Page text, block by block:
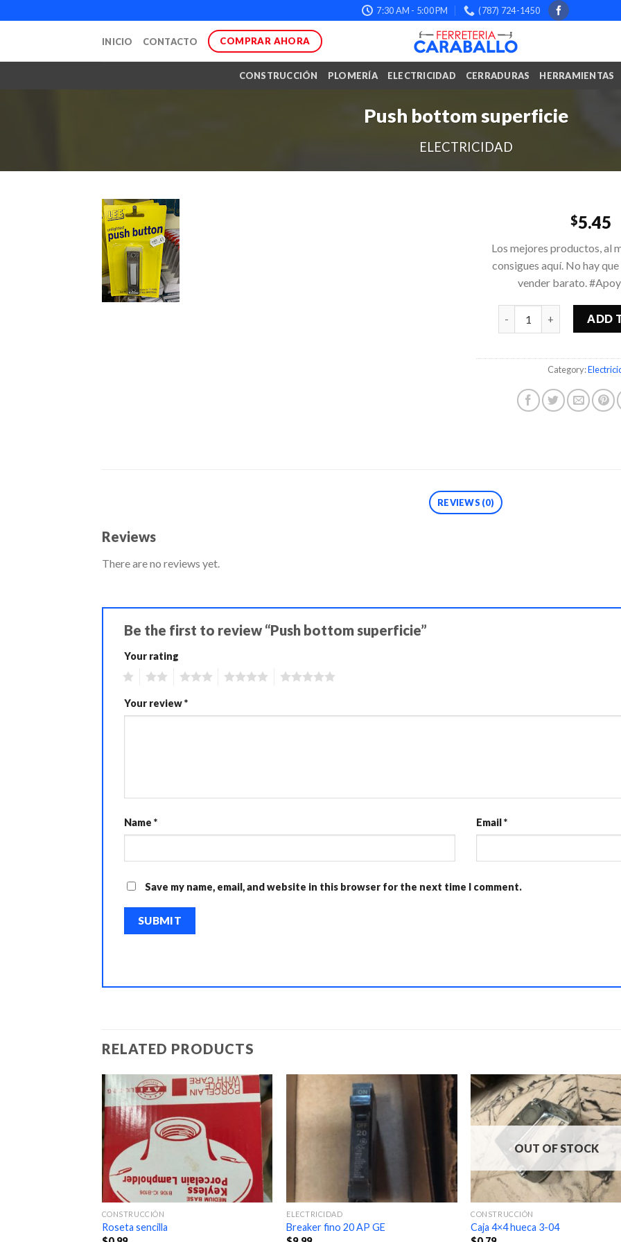
to
7:30 AM - 5:00 PM (787) 724-1450
INICIO CONTACTO COMPRAR AHORA
CONSTRUCCIÓN PLOMERÍA ELECTRICIDAD CERRADURAS HERRAMIENTAS
Push bottom superficie
ELECTRICIDAD
$5.45
Los mejores productos, al
consigues aquí. No hay
vender barato.
ADD
Category:
REVIEWS (0)
Reviews
There are no reviews yet.
Be the first to review “Push bottom superficie”
Your rating
Your review*
Name * Email*
Save my name, email, and website in this browser for the next time I comment.
RELATED PRODUCTS
CONSTRUCCIÓN
Roseta sencilla
ELECTRICIDAD
Breaker fino 20 AP GE
OUT OF STOCK
CONSTRUCCIÓN
Caja 4×4 hueca 3-04